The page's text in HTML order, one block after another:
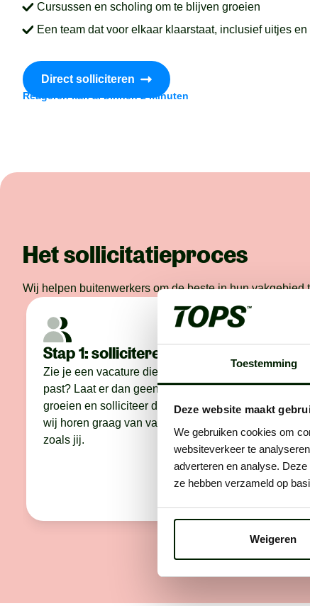
Toestemming
Deze website maakt
We gebruiken cookies om
websiteverkeer te
adverteren en analyse.
ze hebben verzameld op
Weigeren
Cursussen en scholing om te blijven groeien
Een team dat voor elkaar klaarstaat, inclusief uitjes en
Direct solliciteren
Reageren kan al binnen 2 minuten
Het sollicitatieproces
Wij helpen buitenwerkers om de beste in hun vakgebied
Stap 1: solliciteren
Zie je een vacature die perfect bij je
past? Laat er dan geen gras over
groeien en solliciteer direct. Want
wij horen graag van vakidioten
zoals jij.
maken
wáár
het